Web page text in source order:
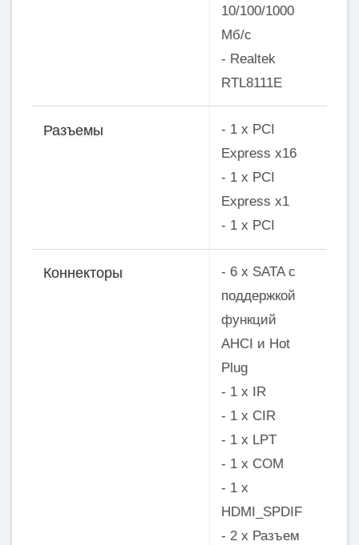
10/100/1000
Мб/с
- Realtek
RTL8111E
Разъемы
- 1 x PCI
Express x16
- 1 x PCI
Express x1
- 1 x PCI
Коннекторы
- 6 x SATA с
поддержкой
функций
AHCI и Hot
Plug
- 1 x IR
- 1 x CIR
- 1 x LPT
- 1 x COM
- 1 x
HDMI_SPDIF
- 2 x Разъем